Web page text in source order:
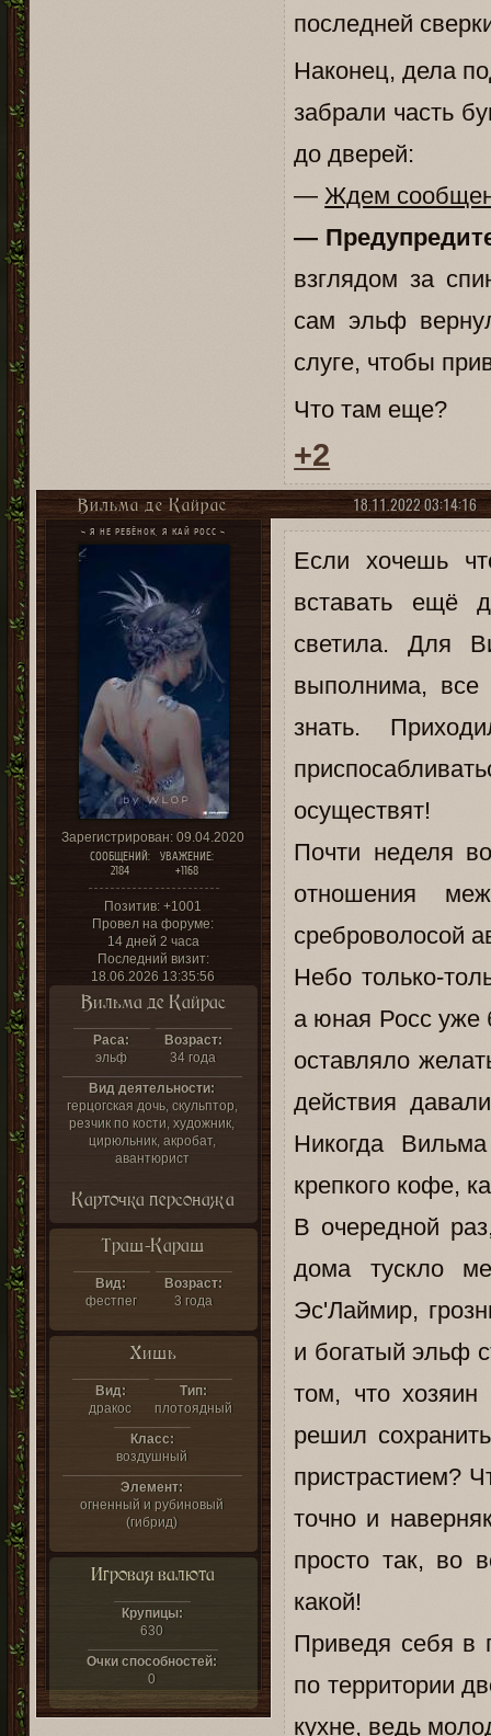
последней
Наконец, дела
забрали часть
до дверей:
—Ждем
—
взглядом за
сам эльф
слуге, чтобы
Что там еще?
+2
18.11.2022 03:14:16
Вильма де Кайрас
~ Я НЕ РЕБЁНОК, Я КАЙ РОСС ~
Зарегистрирован: 09.04.2020
СООБЩЕНИЙ:
2184
УВАЖЕНИЕ:
+1168
Позитив: +1001
Провел на форуме:
14 дней 2 часа
Последний визит:
18.06.2026 13:35:56
Вильма де Кайрас
Раса:
эльф
Возраст:
34 года
Вид деятельности:
герцогская дочь, скульптор,
резчик по кости, художник,
цирюльник, акробат,
авантюрист
Карточка персонажа
Траш-Караш
Вид:
фестпег
Возраст:
3 года
Хишь
Вид:
дракос
Тип:
плотоядный
Класс:
воздушный
Элемент:
огненный и рубиновый
(гибрид)
Игровая валюта
Крупицы:
630
Очки способностей:
0
Если хочешь
вставать ещё
светила. Для
выполнима,
знать.
осуществят!
Почти неделя
отношения
среброволосой
Небо только-
а юная Росс уже
оставляло
действия
Никогда
крепкого кофе,
В очередной
дома тускло
Эс'Лаймир,
и богатый эльф
том, что
решил
пристрастием?
точно и
просто так, во
какой!
Приведя себя в
по территории
кухне, ведь